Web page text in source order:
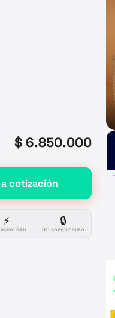
$ 6.850.000
cotización
⚡
24h
🔒
Sin compromiso